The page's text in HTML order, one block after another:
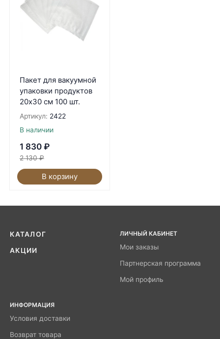
Пакет для вакуумной
упаковки продуктов
20х30 см 100 шт.
Артикул: 2422
В наличии
1 830 ₽
2 130 ₽
В корзину
КАТАЛОГ
АКЦИИ
ЛИЧНЫЙ КАБИНЕТ
Мои заказы
Партнерская программа
Мой профиль
ИНФОРМАЦИЯ
Условия доставки
Возврат товара